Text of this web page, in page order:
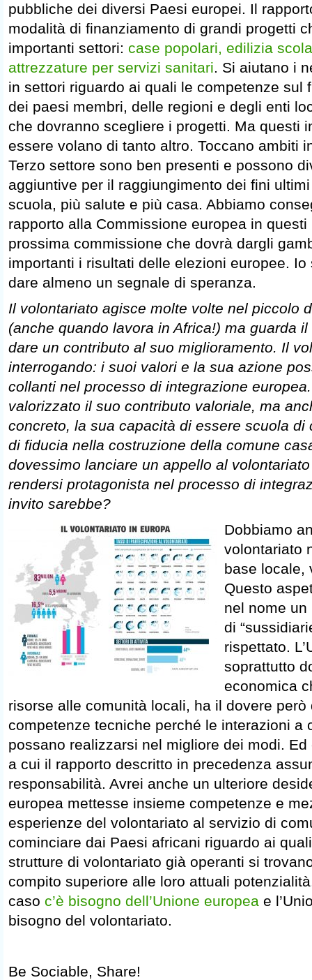
pubbliche dei diversi Paesi europei. Il
modalità di finanziamento di grandi progetti
importanti settori: case popolari, edilizia
attrezzature per servizi sanitari. Si aiutano i
in settori riguardo ai quali le competenze sul
dei paesi membri, delle regioni e degli enti
che dovranno scegliere i progetti. Ma questi
essere volano di tanto altro. Toccano ambiti
Terzo settore sono ben presenti e possono
aggiuntive per il raggiungimento dei fini
scuola, più salute e più casa. Abbiamo
rapporto alla Commissione europea in
prossima commissione che dovrà dargli
importanti i risultati delle elezioni europee.
dare almeno un segnale di speranza.
Il volontariato agisce molte volte nel piccolo
(anche quando lavora in Africa!) ma guarda
dare un contributo al suo miglioramento. Il
interrogando: i suoi valori e la sua azione
collanti nel processo di integrazione
valorizzato il suo contributo valoriale, ma
concreto, la sua capacità di essere scuola di
di fiducia nella costruzione della comune
dovessimo lanciare un appello al
rendersi protagonista nel processo di
invito sarebbe?
Dobbiamo
volontariato
base locale,
Questo
nel nome un
di
rispettato.
soprattutto
economica
risorse alle comunità locali, ha il dovere
competenze tecniche perché le interazioni a
possano realizzarsi nel migliore dei modi.
a cui il rapporto descritto in precedenza
responsabilità. Avrei anche un ulteriore
europea mettesse insieme competenze e
esperienze del volontariato al servizio di
cominciare dai Paesi africani riguardo ai
strutture di volontariato già operanti si
compito superiore alle loro attuali
caso c’è bisogno dell’Unione europea e
bisogno del volontariato.
Be Sociable, Share!